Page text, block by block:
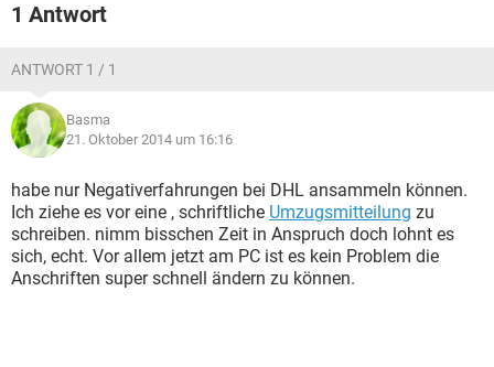
1 Antwort
ANTWORT 1 / 1
Basma
21. Oktober 2014 um 16:16
habe nur Negativerfahrungen bei DHL ansammeln können.
Ich ziehe es vor eine , schriftliche Umzugsmitteilung zu
schreiben. nimm bisschen Zeit in Anspruch doch lohnt es
sich, echt. Vor allem jetzt am PC ist es kein Problem die
Anschriften super schnell ändern zu können.